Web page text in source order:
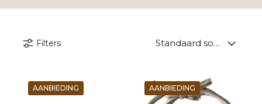
Filters
AANBIEDING AANBIEDING